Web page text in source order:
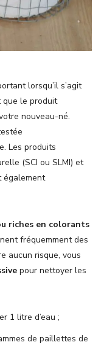
lorsqu’il s’agit
que le produit
nouveau-né.
Les produits
(SCI ou SLMI) et
également
riches en colorants
fréquemment des
aucun risque, vous
pour nettoyer les
1 litre d’eau ;
de paillettes de